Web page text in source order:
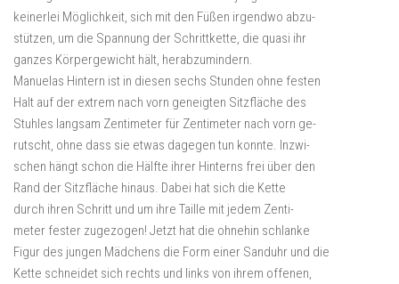
keinerlei Möglichkeit, sich mit den Füßen irgendwo abzu-
stützen, um die Spannung der Schrittkette, die quasi ihr
ganzes Körpergewicht hält, herabzumindern.
Manuelas Hintern ist in diesen sechs Stunden ohne festen
Halt auf der extrem nach vorn geneigten Sitzfläche des
Stuhles langsam Zentimeter für Zentimeter nach vorn ge-
rutscht, ohne dass sie etwas dagegen tun konnte. Inzwi-
schen hängt schon die Hälfte ihrer Hinterns frei über den
Rand der Sitzfläche hinaus. Dabei hat sich die Kette
durch ihren Schritt und um ihre Taille mit jedem Zenti-
meter fester zugezogen! Jetzt hat die ohnehin schlanke
Figur des jungen Mädchens die Form einer Sanduhr und die
Kette schneidet sich rechts und links von ihrem offenen,